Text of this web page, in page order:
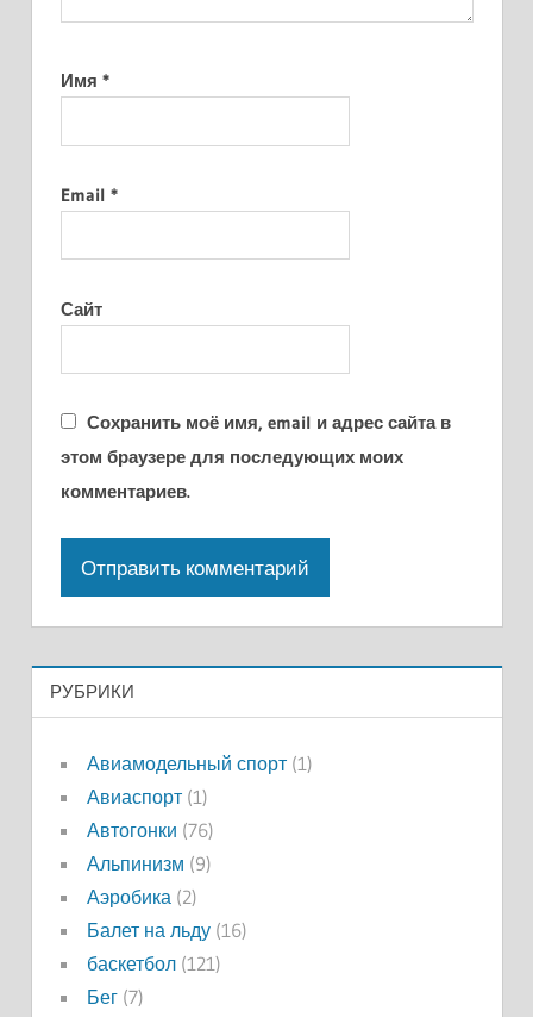
Имя *
Email *
Сайт
Сохранить моё имя, email и адрес сайта в
этом браузере для последующих моих
комментариев.
РУБРИКИ
Авиамодельный спорт(1)
Авиаспорт(1)
Автогонки (76)
Альпинизм (9)
Аэробика(2)
Балет на льду(16)
баскетбол(121)
Бег(7)